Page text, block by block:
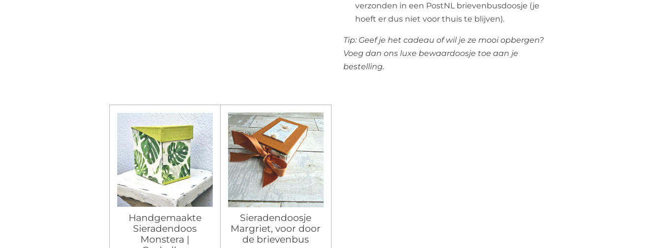
verzonden in een PostNL brievenbusdoosje (je
hoeft er dus niet voor thuis te blijven).
Tip: Geef je het cadeau of wil je ze mooi opbergen?
Voeg dan ons luxe bewaardoosje toe aan je
bestelling.
Handgemaakte
Sieradendoos
Monstera |
Sieradendoosje
Margriet, voor door
de brievenbus